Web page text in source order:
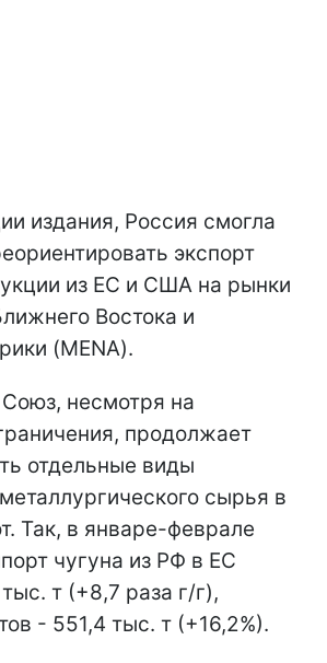
издания, Россия смогла
экспорт
из ЕС и США на рынки
Востока и
(MENA).
несмотря на
продолжает
отдельные виды
сырья в
Так, в январе-феврале
чугуна из РФ в ЕС
т (+8,7 раза г/г),
- 551,4 тыс. т (+16,2%).